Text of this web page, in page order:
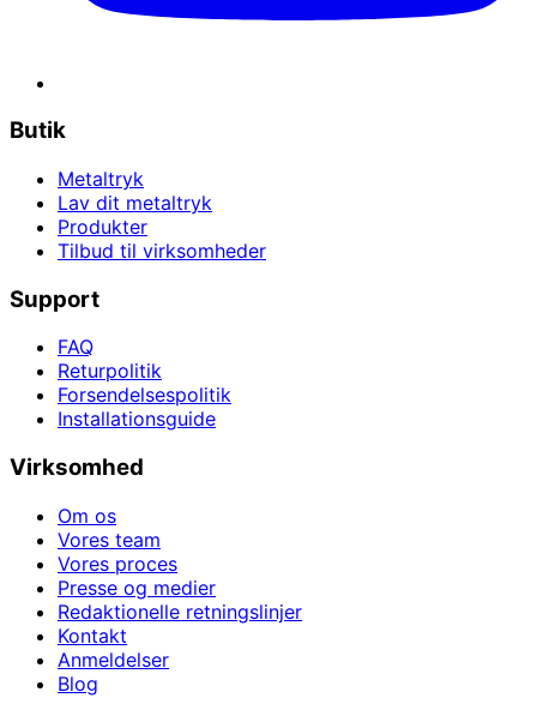
Butik
Metaltryk
Lav dit metaltryk
Produkter
Tilbud til virksomheder
Support
FAQ
Returpolitik
Forsendelsespolitik
Installationsguide
Virksomhed
Om os
Vores team
Vores proces
Presse og medier
Redaktionelle retningslinjer
Kontakt
Anmeldelser
Blog